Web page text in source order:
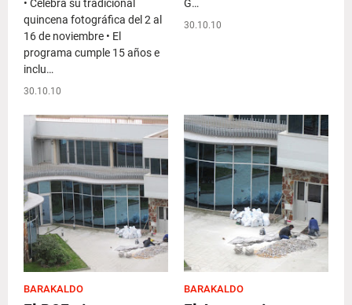
• Celebra su tradicional
quincena fotográfica del 2 al
16 de noviembre • El
programa cumple 15 años e
inclu…
30.10.10
G…
30.10.10
BARAKALDO BARAKALDO